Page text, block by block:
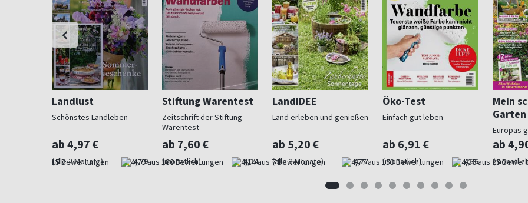
Landlust
Schönstes Landleben
ab 4,97 €
(alle 2 Monate) 4,79
Stiftung Warentest
Zeitschrift der Stiftung
Warentest
ab 7,60 €
(monatlich) 4,14
LandIDEE
Land erleben und genießen
ab 5,20 €
(alle 2 Monate) 4,77
Öko-Test
Einfach gut leben
ab 6,91 €
(monatlich) 4,36
Mein
Garten
Europas
ab